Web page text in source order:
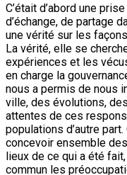
C’était d’abord une
d’échange, de partage
une vérité sur les
La vérité, elle se
expériences et les
en charge la
nous a permis de nous
ville, des évolutions,
attentes de ces
populations d’autre
concevoir ensemble
lieux de ce qui a été
commun les